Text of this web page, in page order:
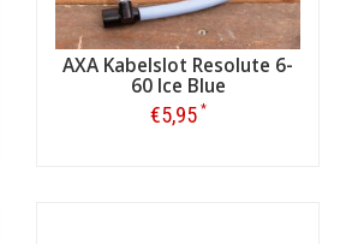
AXA Kabelslot Resolute 6-
60 Ice Blue
€5,95 *